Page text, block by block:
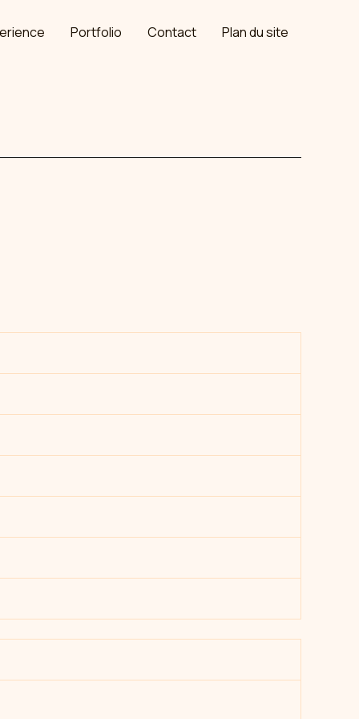
Portfolio Contact Plan du site